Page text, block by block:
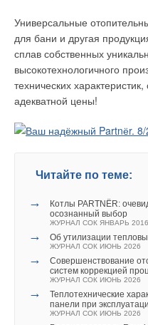
Универсальные
для бани и другая
сплав собственных
высокотехнологичного
технических
адекватной цены!
Читайте по теме:
→
Котлы PARTNЁR:
осознанный выбор
ЖУРНАЛ СОК ЯНВАРЬ 2016
→ Об утилизации
ЖУРНАЛ СОК ИЮНЬ 2026
→
Совершенствование
систем коррекцией
ЖУРНАЛ СОК ИЮНЬ 2026
→
Теплотехнические
панели при
ЖУРНАЛ СОК ИЮНЬ 2026
ИГАЭС на базе ВЭУ и
энергии ветра в
состав (табл. 1).
3. Определены основные
энергетические параметры
ветроэнергетической
элементов, составляющих
компрессоров различного
давления, регулирующей
пневмодвигателей
электрических
контроля качества
их энергетических
в каждом из них и их